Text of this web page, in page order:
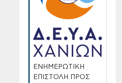
ΕΝΗΜΕΡΩΤΙΚΗ
ΕΠΙΣΤΟΛΗ ΠΡΟΣ